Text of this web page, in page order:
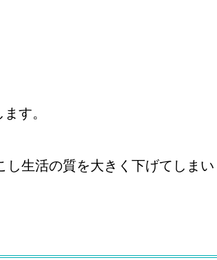
す。
し生活の質を大きく下げてしまい